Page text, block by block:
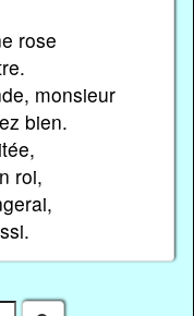
rose
monsieur
bien.
roi,